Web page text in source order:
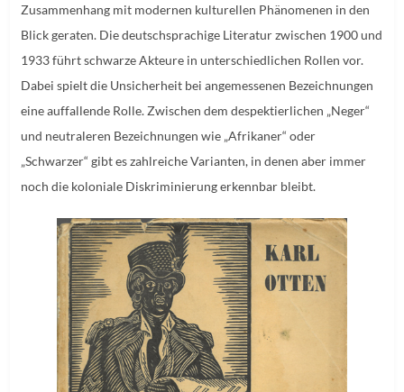
Zusammenhang mit modernen kulturellen Phänomenen in den
Blick geraten. Die deutschsprachige Literatur zwischen 1900 und
1933 führt schwarze Akteure in unterschiedlichen Rollen vor.
Dabei spielt die Unsicherheit bei angemessenen Bezeichnungen
eine auffallende Rolle. Zwischen dem despektierlichen „Neger“
und neutraleren Bezeichnungen wie „Afrikaner“ oder
„Schwarzer“ gibt es zahlreiche Varianten, in denen aber immer
noch die koloniale Diskriminierung erkennbar bleibt.